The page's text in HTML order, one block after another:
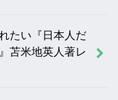
たい『日本人だ
苫米地英人著レ